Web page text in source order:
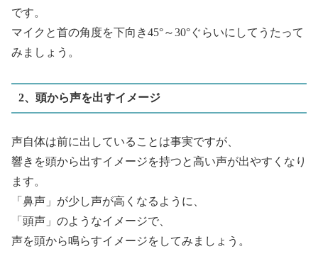
です。
マイクと首の角度を下向き45°～30°ぐらいにしてうたって
みましょう。
2、頭から声を出すイメージ
声自体は前に出していることは事実ですが、
響きを頭から出すイメージを持つと高い声が出やすくなり
ます。
「鼻声」が少し声が高くなるように、
「頭声」のようなイメージで、
声を頭から鳴らすイメージをしてみましょう。